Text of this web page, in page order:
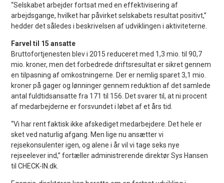
“Selskabet arbejder fortsat med en effektivisering af
arbejdsgange, hvilket har påvirket selskabets resultat positivt,”
hedder det således i beskrivelsen af udviklingen i aktiviteterne.
Farvel til 15 ansatte
Bruttofortjenesten blev i 2015 reduceret med 1,3 mio. til 90,7
mio. kroner, men det forbedrede driftsresultat er sikret gennem
en tilpasning af omkostningerne. Der er nemlig sparet 3,1 mio.
kroner på gager og lønninger gennem reduktion af det samlede
antal fuldtidsansatte fra 171 til 156. Det svarer til, at ni procent
af medarbejderne er forsvundet i løbet af et års tid.
“Vi har rent faktisk ikke afskediget medarbejdere. Det hele er
sket ved naturlig afgang. Men lige nu ansætter vi
rejsekonsulenter igen, og alene i år vil vi tage seks nye
rejseelever ind,” fortæller administrerende direktør Sys Hansen
til CHECK-IN.dk.